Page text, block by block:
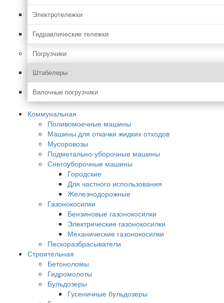
Электротележки
Гидравлические тележки
Погрузчики
Штабелеры
Вилочные погрузчики
Коммунальная
Поливомоечные машины
Машины для откачки жидких отходов
Мусоровозы
Подметально-уборочные машины
Снегоуборочные машины
Городские
Для частного использования
Железнодорожные
Газонокосилки
Бензиновые газонокосилки
Электрические газонокосилки
Механические газонокосилки
Пескоразбрасыватели
Строительная
Бетоноломы
Гидромолоты
Бульдозеры
Гусеничные бульдозеры